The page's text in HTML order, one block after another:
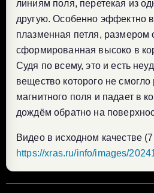
линиям поля, перетекая из
другую. Особенно эффектно
плазменная петля, размером
сформированная высоко в
Судя по всему, это и есть
вещество которого не смогло
магнитного поля и падает в
дождём обратно на
Видео в исходном качестве
https://xras.ru/info/images/